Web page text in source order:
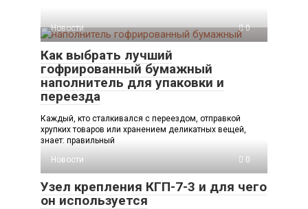
Новости 0
Как выбрать лучший
гофрированный бумажный
наполнитель для упаковки и
переезда
Каждый, кто сталкивался с переездом, отправкой
хрупких товаров или хранением деликатных вещей,
знает: правильный
Новости
0
Узел крепления КГП-7-3 и для чего
он используется